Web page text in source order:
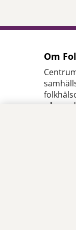
Om
på